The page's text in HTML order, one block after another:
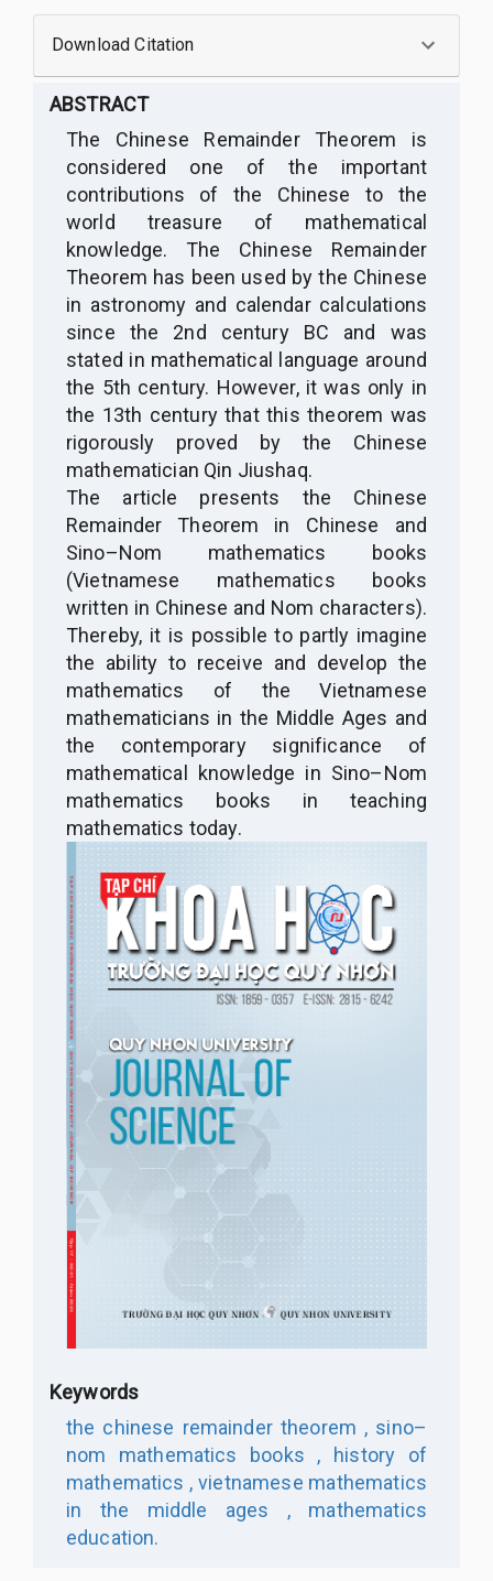
Download Citation
ABSTRACT
The Chinese Remainder Theorem is
considered one of the important
contributions of the Chinese to the
world treasure of mathematical
knowledge. The Chinese Remainder
Theorem has been used by the Chinese
in astronomy and calendar calculations
since the 2nd century BC and was
stated in mathematical language around
the 5th century. However, it was only in
the 13th century that this theorem was
rigorously proved by the Chinese
mathematician Qin Jiushaq.
The article presents the Chinese
Remainder Theorem in Chinese and
Sino–Nom mathematics books
(Vietnamese mathematics books
written in Chinese and Nom characters).
Thereby, it is possible to partly imagine
the ability to receive and develop the
mathematics of the Vietnamese
mathematicians in the Middle Ages and
the contemporary significance of
mathematical knowledge in Sino–Nom
mathematics books in teaching
mathematics today.
Keywords
the chinese remainder theorem , sino–
nom mathematics books , history of
mathematics , vietnamese mathematics
in the middle ages ,mathematics
education.